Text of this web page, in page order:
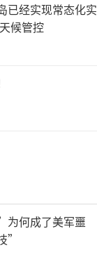
已经实现常态化实
候管控
何成了美军噩
”